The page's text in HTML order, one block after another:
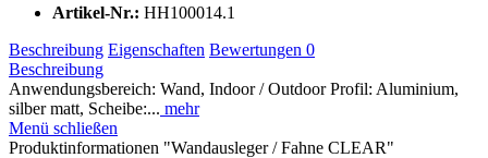
Artikel-Nr.: HH100014.1
Beschreibung Eigenschaften Bewertungen 0
Beschreibung
Anwendungsbereich: Wand, Indoor / Outdoor Profil: Aluminium,
silber matt, Scheibe:... mehr
Menü schließen
Produktinformationen "Wandausleger / Fahne CLEAR"